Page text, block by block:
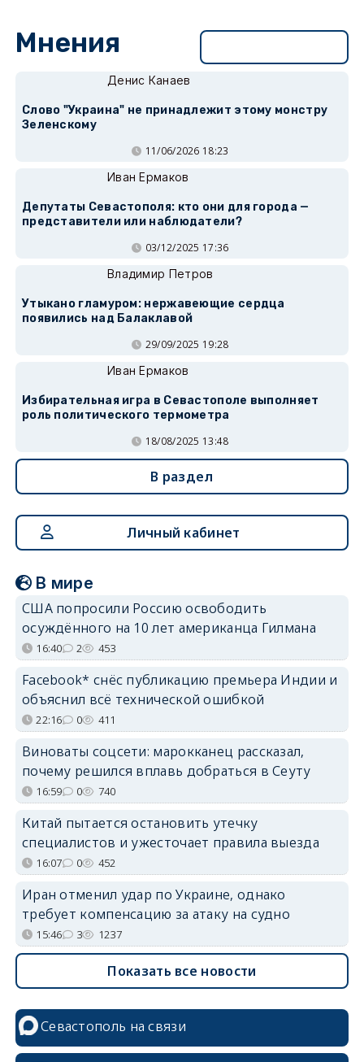
Мнения
Денис Канаев
Слово "Украина" не принадлежит этому монстру
Зеленскому
11/06/2026 18:23
Иван Ермаков
Депутаты Севастополя: кто они для города —
представители или наблюдатели?
03/12/2025 17:36
Владимир Петров
Утыкано гламуром: нержавеющие сердца
появились над Балаклавой
29/09/2025 19:28
Иван Ермаков
Избирательная игра в Севастополе выполняет
роль политического термометра
18/08/2025 13:48
В раздел
Личный кабинет
В мире
США попросили Россию освободить
осуждённого на 10 лет американца Гилмана
16:40 2 453
Facebook* снёс публикацию премьера Индии и
объяснил всё технической ошибкой
22:16 0 411
Виноваты соцсети: марокканец рассказал,
почему решился вплавь добраться в Сеуту
16:59 0 740
Китай пытается остановить утечку
специалистов и ужесточает правила выезда
16:07 0 452
Иран отменил удар по Украине, однако
требует компенсацию за атаку на судно
15:46 3 1237
Показать все новости
Севастополь на связи